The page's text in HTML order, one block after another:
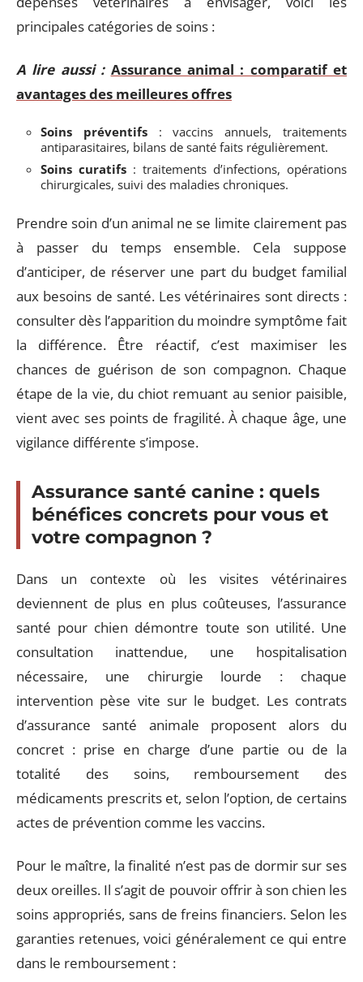
principales catégories de soins :
A lire aussi : Assurance animal : comparatif et
avantages des meilleures offres
Soins préventifs: vaccins annuels, traitements
antiparasitaires, bilans de santé faits régulièrement.
Soins curatifs : traitements d’infections, opérations
chirurgicales, suivi des maladies chroniques.
Prendre soin d’un animal ne se limite clairement pas
à passer du temps ensemble. Cela suppose
d’anticiper, de réserver une part du budget familial
aux besoins de santé. Les vétérinaires sont directs :
consulter dès l’apparition du moindre symptôme fait
la différence. Être réactif, c’est maximiser les
chances de guérison de son compagnon. Chaque
étape de la vie, du chiot remuant au senior paisible,
vient avec ses points de fragilité. À chaque âge, une
vigilance différente s’impose.
Assurance santé canine : quels
bénéfices concrets pour vous et
votre compagnon ?
Dans un contexte où les visites vétérinaires
deviennent de plus en plus coûteuses, l’assurance
santé pour chien démontre toute son utilité. Une
consultation inattendue, une hospitalisation
nécessaire, une chirurgie lourde : chaque
intervention pèse vite sur le budget. Les contrats
d’assurance santé animale proposent alors du
concret : prise en charge d’une partie ou de la
totalité des soins, remboursement des
médicaments prescrits et, selon l’option, de certains
actes de prévention comme les vaccins.
Pour le maître, la finalité n’est pas de dormir sur ses
deux oreilles. Il s’agit de pouvoir offrir à son chien les
soins appropriés, sans de freins financiers. Selon les
garanties retenues, voici généralement ce qui entre
dans le remboursement :